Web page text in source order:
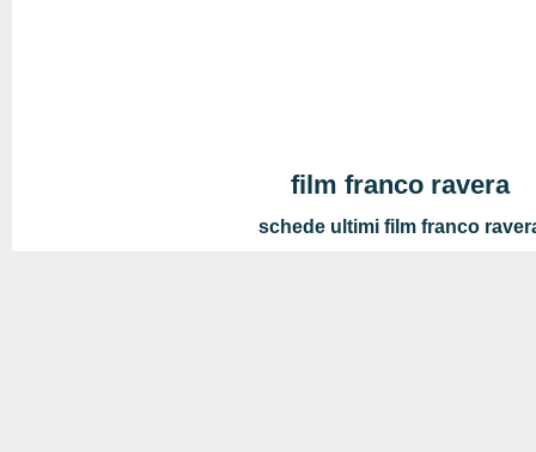
film franco ravera
schede ultimi film franco